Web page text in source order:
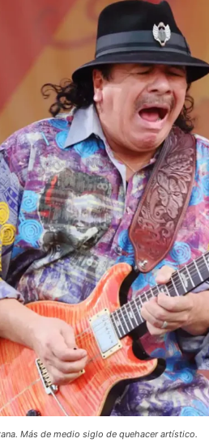
Más de medio siglo de quehacer artístico.